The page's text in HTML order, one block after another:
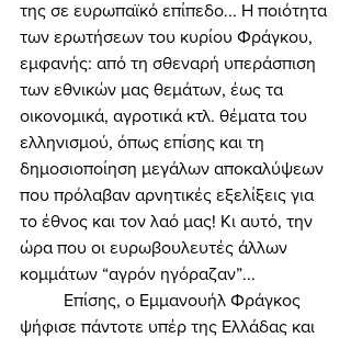
της σε ευρωπαϊκό επίπεδο... Η ποιότητα
των ερωτήσεων του κυρίου Φράγκου,
εμφανής: από τη σθεναρή υπεράσπιση
των εθνικών μας θεμάτων, έως τα
οικονομικά, αγροτικά κτλ. θέματα του
ελληνισμού, όπως επίσης και τη
δημοσιοποίηση μεγάλων αποκαλύψεων
που πρόλαβαν αρνητικές εξελίξεις για
το έθνος και τον λαό μας! Κι αυτό, την
ώρα που οι ευρωβουλευτές άλλων
κομμάτων “αγρόν ηγόραζαν”...
ψήφισε πάντοτε υπέρ της Ελλάδας και